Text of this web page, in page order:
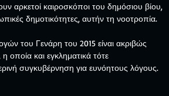
αρκετοί καιροσκόποι του δημόσιου βίου,
δημοτικότητες, αυτήν τη νοοτροπία.
του Γενάρη του 2015 είναι ακριβώς
και εγκληματικά τότε
συγκυβέρνηση για ευνόητους λόγους.